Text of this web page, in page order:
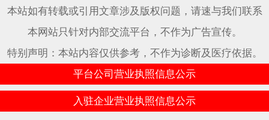
本站如有转载或引用文章涉及版权问题，请速与我们联系
本网站只针对内部交流平台，不作为广告宣传。
特别声明：本站内容仅供参考，不作为诊断及医疗依据。
平台公司营业执照信息公示
入驻企业营业执照信息公示